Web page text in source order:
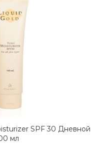
SPF 30 Дневной
мл